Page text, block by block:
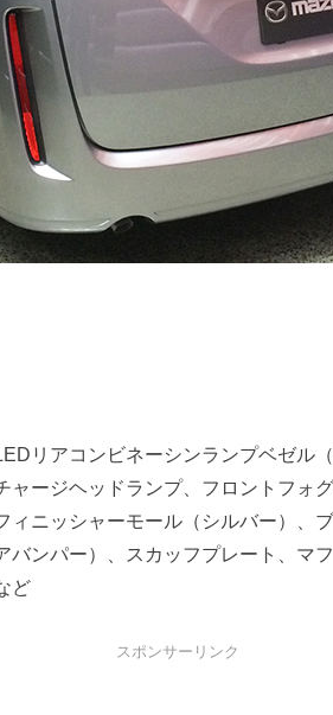
リアコンビネーシンランプベゼル
ャージヘッドランプ、フロントフォ
ィニッシャーモール（シルバー）、
バンパー）、スカッフプレート、マ
ど
スポンサーリンク